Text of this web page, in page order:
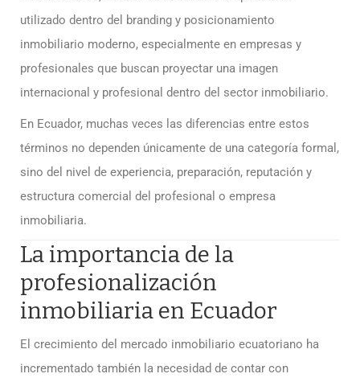
utilizado dentro del branding y posicionamiento
inmobiliario moderno, especialmente en empresas y
profesionales que buscan proyectar una imagen
internacional y profesional dentro del sector inmobiliario.
En Ecuador, muchas veces las diferencias entre estos
términos no dependen únicamente de una categoría formal,
sino del nivel de experiencia, preparación, reputación y
estructura comercial del profesional o empresa
inmobiliaria.
La importancia de la
profesionalización
inmobiliaria en Ecuador
El crecimiento del mercado inmobiliario ecuatoriano ha
incrementado también la necesidad de contar con